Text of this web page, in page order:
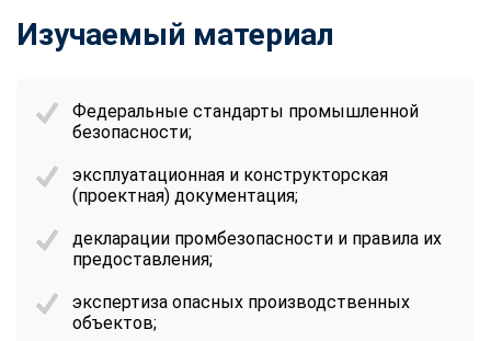
Изучаемый материал
Федеральные стандарты промышленной
безопасности;
эксплуатационная и конструкторская
(проектная) документация;
декларации промбезопасности и правила их
предоставления;
экспертиза опасных производственных
объектов;